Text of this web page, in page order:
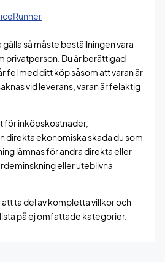
så måste beställningen vara
privatperson. Du är berättigad
fel med ditt köp såsom att varan är
vid leverans, varan är felaktig
för inköpskostnader,
direkta ekonomiska skada du som
lämnas för andra direkta eller
eller uteblivna
ta del av kompletta villkor och
på ej omfattade kategorier.